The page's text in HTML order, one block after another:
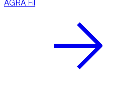
AGRA Fil